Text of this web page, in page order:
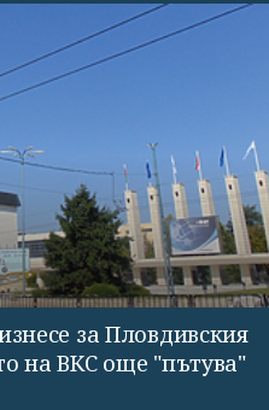
за Пловдивския
на ВКС още "пътува"